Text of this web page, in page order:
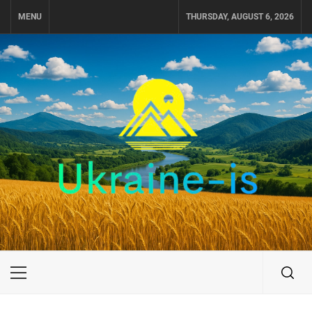
MENU THURSDAY, AUGUST 6, 2026
UKRAINE-IS
ПОДОРОЖI ПО УКРАЇНІ
Primary